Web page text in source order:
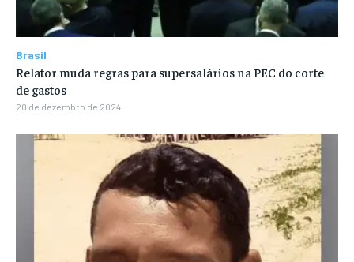
Brasil
Relator muda regras para supersalários na PEC do corte
de gastos
20 de dezembro de 2024